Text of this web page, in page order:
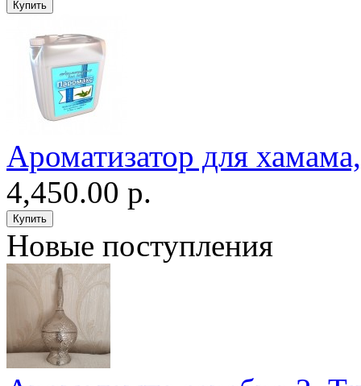
Ароматизатор для
4,450.00 р.
Новые поступления